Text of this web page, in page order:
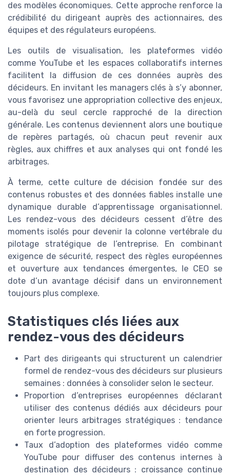
des modèles économiques. Cette approche renforce la
crédibilité du dirigeant auprès des actionnaires, des
équipes et des régulateurs européens.
Les outils de visualisation, les plateformes vidéo
comme YouTube et les espaces collaboratifs internes
facilitent la diffusion de ces données auprès des
décideurs. En invitant les managers clés à s’y abonner,
vous favorisez une appropriation collective des enjeux,
au-delà du seul cercle rapproché de la direction
générale. Les contenus deviennent alors une boutique
de repères partagés, où chacun peut revenir aux
règles, aux chiffres et aux analyses qui ont fondé les
arbitrages.
À terme, cette culture de décision fondée sur des
contenus robustes et des données fiables installe une
dynamique durable d’apprentissage organisationnel.
Les rendez-vous des décideurs cessent d’être des
moments isolés pour devenir la colonne vertébrale du
pilotage stratégique de l’entreprise. En combinant
exigence de sécurité, respect des règles européennes
et ouverture aux tendances émergentes, le CEO se
dote d’un avantage décisif dans un environnement
toujours plus complexe.
Statistiques clés liées aux
rendez-vous des décideurs
Part des dirigeants qui structurent un calendrier
formel de rendez-vous des décideurs sur plusieurs
semaines : données à consolider selon le secteur.
Proportion d’entreprises européennes déclarant
utiliser des contenus dédiés aux décideurs pour
orienter leurs arbitrages stratégiques : tendance
en forte progression.
Taux d’adoption des plateformes vidéo comme
YouTube pour diffuser des contenus internes à
destination des décideurs : croissance continue